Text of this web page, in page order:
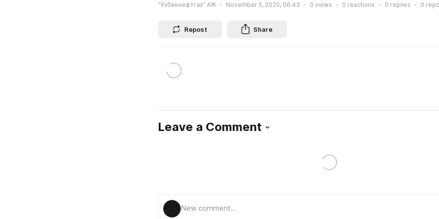
“Ўзбекнефтгаз” АЖ November 5, 2020, 06:43 0 views 0 reactions 0 replies 0
Repost Share
Leave a Comment